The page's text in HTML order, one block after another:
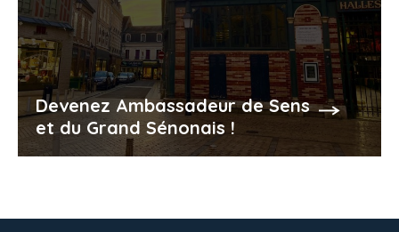
Devenez Ambassadeur de Sens
et du Grand Sénonais !